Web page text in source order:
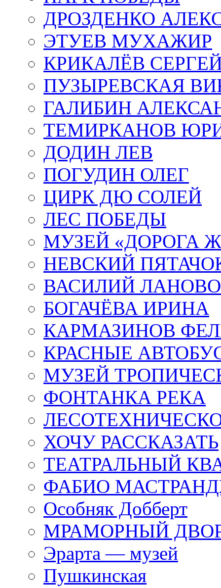
ДРОЗДЕНКО
ЭТУЕВ МУХАЖИР
КРИКАЛЁВ
ПУЗЫРЕВСКАЯ
ГАЛИБИН
ТЕМИРКАНОВ
ДОДИН ЛЕВ
ПОГУДИН ОЛЕГ
ЦИРК ДЮ СОЛЕЙ
ЛЕС ПОБЕДЫ
МУЗЕЙ «ДОРОГА
НЕВСКИЙ
ВАСИЛИЙ
БОГАЧЁВА ИРИНА
КАРМАЗИНОВ
КРАСНЫЕ
МУЗЕЙ
ФОНТАНКА РЕКА
ХОЧУ РАССКАЗАТЬ
ТЕАТРАЛЬНЫЙ
ФАБИО
Особняк Добберт
МРАМОРНЫЙ
Эрарта — музей
Пушкинская